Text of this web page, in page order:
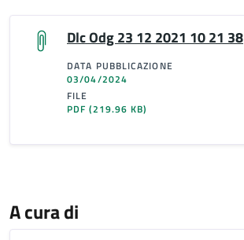
Dlc Odg 23 12 2021 10 21 38
DATA PUBBLICAZIONE
03/04/2024
FILE
PDF(219.96 KB)
A cura di